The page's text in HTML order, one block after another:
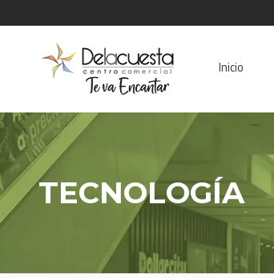
Inicio
TECNOLOGÍA